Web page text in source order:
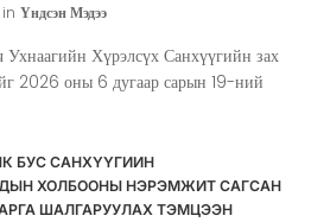
in Үндсэн Мэдээ
Хүрэлсүх Санхүүгийн зах
2026 оны 6 дугаар сарын 19-ний
БУС САНХҮҮГИЙН
ХОЛБООНЫ НЭРЭМЖИТ САГСАН
ШАЛГАРУУЛАХ ТЭМЦЭЭН